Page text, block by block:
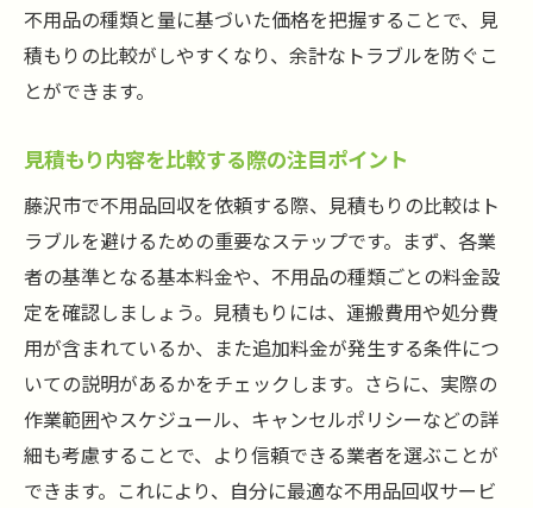
不用品の種類と量に基づいた価格を把握することで、見
積もりの比較がしやすくなり、余計なトラブルを防ぐこ
とができます。
見積もり内容を比較する際の注目ポイント
藤沢市で不用品回収を依頼する際、見積もりの比較はト
ラブルを避けるための重要なステップです。まず、各業
者の基準となる基本料金や、不用品の種類ごとの料金設
定を確認しましょう。見積もりには、運搬費用や処分費
用が含まれているか、また追加料金が発生する条件につ
いての説明があるかをチェックします。さらに、実際の
作業範囲やスケジュール、キャンセルポリシーなどの詳
細も考慮することで、より信頼できる業者を選ぶことが
できます。これにより、自分に最適な不用品回収サービ